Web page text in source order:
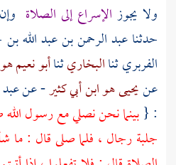
ولا يجوز الإسراع إلى الصلاة
حدثناعبد الرحمن بن عبد الله
الفربريثناالبخاريثناأبو نعيم
عنيحيى هو ابن أبي كثير- عن
: {بينما نحن نصلي مع رسول
جلبة رجال ، فلما صلى قال : ما